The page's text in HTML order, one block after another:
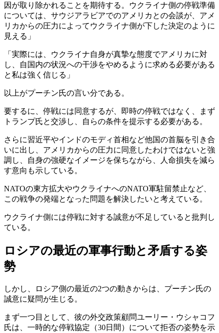
因が取り除かれることを期待する。ウクライナ側の停戦準備
については、サウジアラビアでのアメリカとの会談が、アメ
リカからの圧力によってウクライナ側が下した決定のように
見える」
「実際には、ウクライナ自身が真摯な態度でアメリカに対
し、自国内の状況への干渉をやめるように求める必要がある
と私は強く信じる」
以上がプーチン氏の言い分である。
要するに、停戦には同意するが、即時の停戦ではなく、まず
トランプ氏と交渉し、自らの条件を提示する必要がある。
さらに習近平やインドのモディ首相など他国の首脳を引き合
いに出し、アメリカからの圧力に同意したわけではないと強
調し、自身の強硬なイメージを保ちながら、人命損失を減ら
す意向も示している。
NATOの東方拡大やウクライナへのNATO軍駐留禁止など、
この戦争の発端となった問題を解決したいと考えている。
ウクライナ側には停戦に対する誠意が不足していると批判し
ている。
ロシアの最近の軍事行動と矛盾する姿
勢
しかし、ロシア側の最近の2つの動きからは、プーチン氏の
誠意に疑問が生じる。
まず一つ目として、彼の外交政策顧問ユーリー・ウシャコフ
氏は、一時的な停戦協定（30日間）について拒否の姿勢を示